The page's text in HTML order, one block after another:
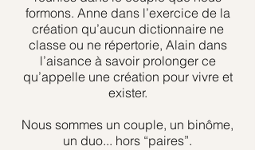
formons. Anne dans l’exercice de la
création qu’aucun dictionnaire ne
classe ou ne répertorie, Alain dans
l’aisance à savoir prolonger ce
qu’appelle une création pour vivre et
exister.
Nous sommes un couple, un binôme,
un duo... hors “paires”.